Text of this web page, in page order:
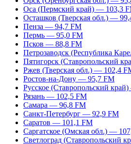
Оса (Пермский край) — 103,3
Осташков (Тверская обл.) —
Пенза — 94,7 FM
Пермь — 95,0 FM
Псков — 88,8 FM
Петрозаводск (Республика
Пятигорск (Ставропольский
Ржев (Тверская обл.) — 102,4
Ростов-на-Дону — 95,7 FM
Русское (Ставропольский
Рязань — 102,5 FM
Самара — 96,8 FM
Санкт-Петербург — 92,9 FM
Саратов — 101,1 FM
Саргатское (Омская обл.) —
Светлоград (Ставропольский